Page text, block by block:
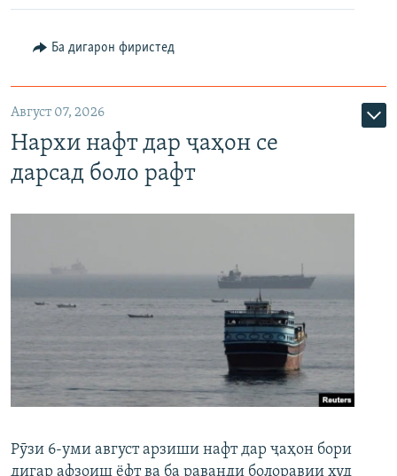
Ба дигарон фиристед
Август 07, 2026
Нархи нафт дар ҷаҳон се
дарсад боло рафт
Рӯзи 6-уми август арзиши нафт дар ҷаҳон бори
дигар афзоиш ёфт ва ба раванди болоравии худ